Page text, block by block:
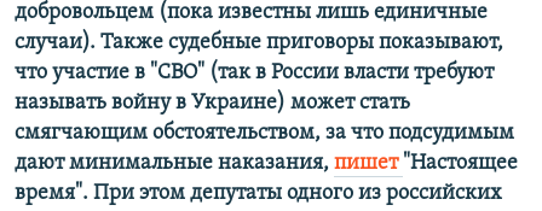
добровольцем (пока известны лишь единичные
случаи). Также судебные приговоры показывают,
что участие в "СВО" (так в России власти требуют
называть войну в Украине) может стать
смягчающим обстоятельством, за что подсудимым
дают минимальные наказания, пишет "Настоящее
время". При этом депутаты одного из российских